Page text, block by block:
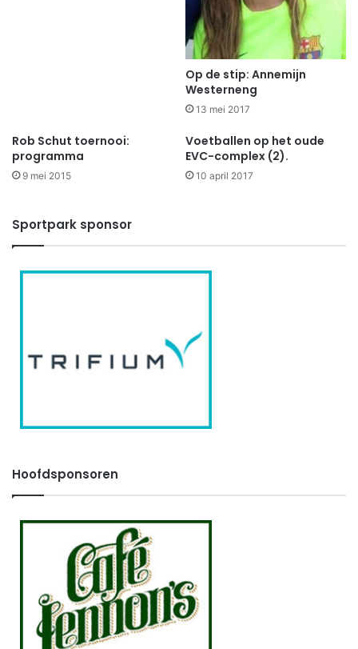
Op de stip: Annemijn
Westerneng
13 mei 2017
Rob Schut toernooi:
programma
9 mei 2015
Voetballen op het oude
EVC-complex (2).
10 april 2017
Sportpark sponsor
Hoofdsponsoren